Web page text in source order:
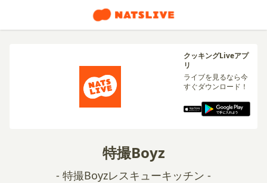
クッキングLiveアプ
リ
ライブを見るなら今
すぐダウンロード！
特撮Boyz
- 特撮Boyzレスキューキッチン -